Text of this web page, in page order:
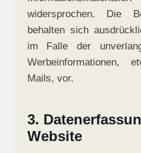
widersprochen. Die
behalten sich
im Falle der
Werbeinformationen,
Mails, vor.
3.
Website